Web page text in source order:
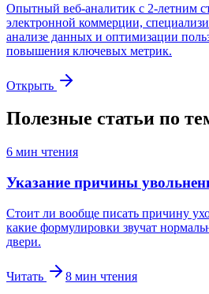
Опытный веб-аналитик с 2-летним
электронной коммерции,
анализе данных и оптимизации
повышения ключевых метрик.
Открыть
Полезные статьи по
6 мин чтения
Указание причины
Стоит ли вообще писать причину
какие формулировки звучат
двери.
Читать 8 мин чтения